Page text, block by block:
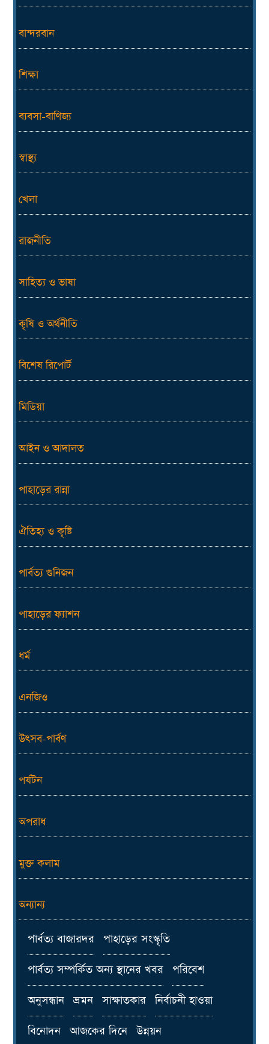
বান্দরবান
শিক্ষা
ব্যবসা-বাণিজ্য
স্বাস্থ্য
খেলা
রাজনীতি
সাহিত্য ও ভাষা
কৃষি ও অর্থনীতি
বিশেষ রিপোর্ট
মিডিয়া
আইন ও আদালত
পাহাড়ের রান্না
ঐতিহ্য ও কৃষ্টি
পার্বত্য গুনিজন
পাহাড়ের ফ্যাশন
ধর্ম
এনজিও
উৎসব-পার্বণ
পর্যটন
অপরাধ
মুক্ত কলাম
অন্যান্য
পার্বত্য বাজারদর পাহাড়ের সংস্কৃতি
পার্বত্য সম্পর্কিত অন্য স্থানের খবর পরিবেশ
অনুসন্ধান ভ্রমন সাক্ষাতকার নির্বাচনী হাওয়া
বিনোদন আজকের দিনে উন্নয়ন